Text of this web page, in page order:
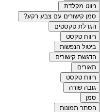
מקלדת
עם צבע רקע?
טקסטים
טקסט
הנפשות
קישורים
טקסט
שורה
תמונות